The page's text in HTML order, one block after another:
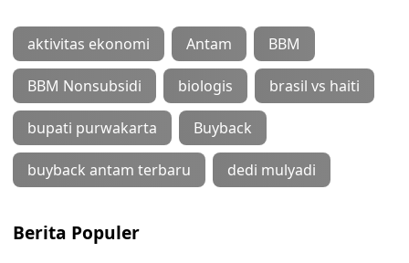
aktivitas ekonomi Antam BBM
BBM Nonsubsidi biologis brasil vs haiti
bupati purwakarta Buyback
buyback antam terbaru dedi mulyadi
Berita Populer